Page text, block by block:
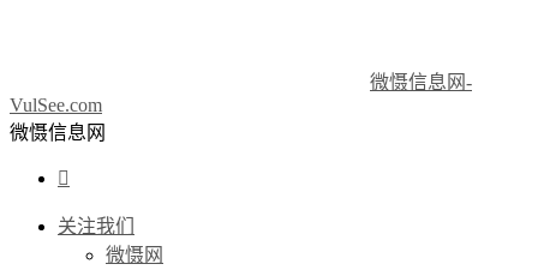
微慑信息网-
VulSee.com
微慑信息网

关注我们
微慑网